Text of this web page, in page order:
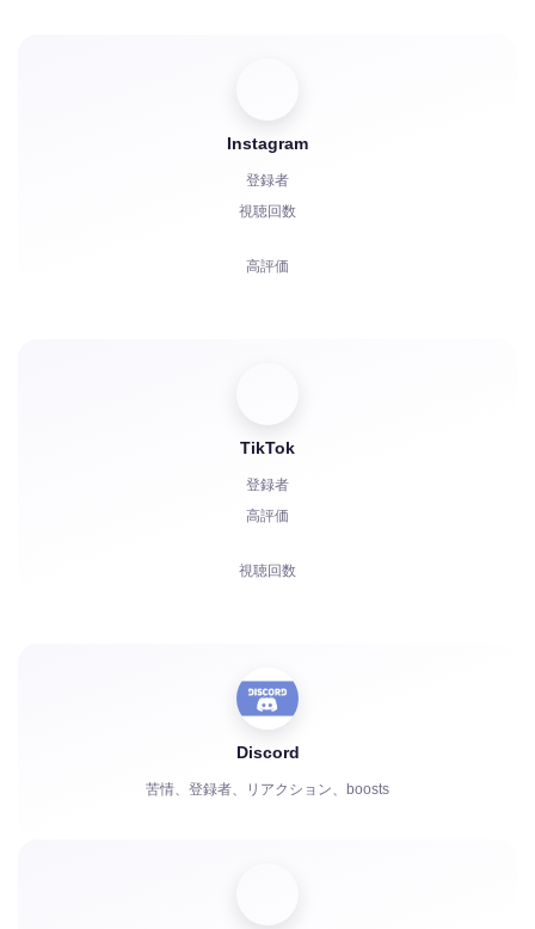
ボット起動
コメント
苦情
Instagram
登録者
視聴回数
高評価
TikTok
登録者
高評価
視聴回数
共有
Discord
苦情、登録者、リアクション、boosts